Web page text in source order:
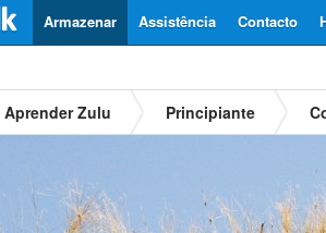
Contacto
Assistência
Armazenar
Aprender Zulu Principiante